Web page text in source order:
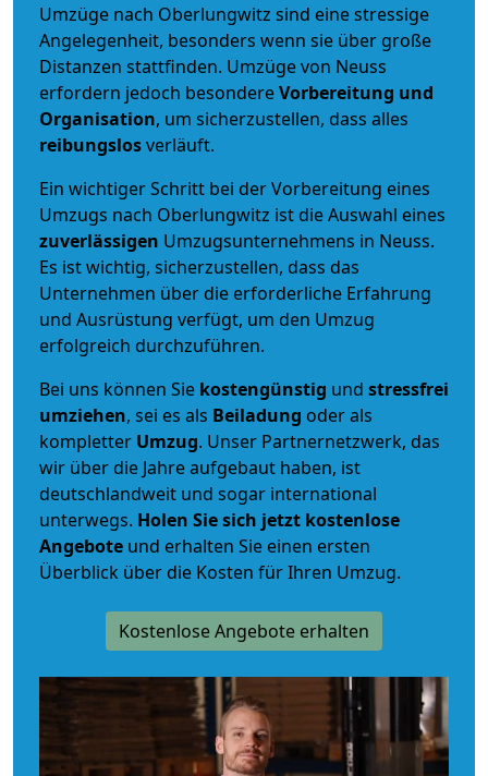
Umzüge nach Oberlungwitz sind eine stressige
Angelegenheit, besonders wenn sie über große
Distanzen stattfinden. Umzüge von Neuss
erfordern jedoch besondereVorbereitung und
Organisation, um sicherzustellen, dass alles
reibungslosverläuft.
Ein wichtiger Schritt bei der Vorbereitung eines
Umzugs nach Oberlungwitz ist die Auswahl eines
zuverlässigen Umzugsunternehmens in Neuss.
Es ist wichtig, sicherzustellen, dass das
Unternehmen über die erforderliche Erfahrung
und Ausrüstung verfügt, um den Umzug
erfolgreich durchzuführen.
Bei uns können Sie kostengünstig und stressfrei
umziehen, sei es als Beiladung oder als
kompletter Umzug. Unser Partnernetzwerk, das
wir über die Jahre aufgebaut haben, ist
deutschlandweit und sogar international
unterwegs. Holen Sie sich jetzt kostenlose
Angebote und erhalten Sie einen ersten
Überblick über die Kosten für Ihren Umzug.
Kostenlose Angebote erhalten